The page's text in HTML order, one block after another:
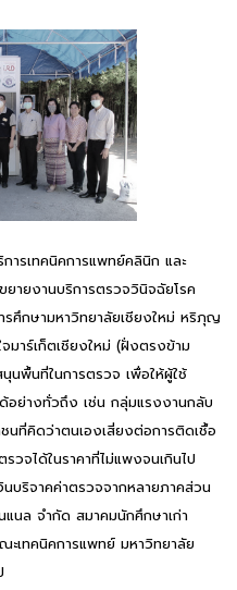
รเทคนิคการแพทย์คลินิก และ
ยายงานบริการตรวจวินิจฉัยโรค
ศึกษามหาวิทยาลัยเชียงใหม่ หริภุญ
าร์เก็ตเชียงใหม่ (ฝั่งตรงข้าม
พื้นที่ในการตรวจ เพื่อให้ผู้ใช้
ด้อย่างทั่วถึง เช่น กลุ่มแรงงานกลับ
นที่คิดว่าตนเองเสี่ยงต่อการติดเชื้อ
วจได้ในราคาที่ไม่แพงจนเกินไป
บริจาคค่าตรวจจากหลายภาคส่วน
แนล จำกัด สมาคมนักศึกษาเก่า
ะเทคนิคการแพทย์ มหาวิทยาลัย